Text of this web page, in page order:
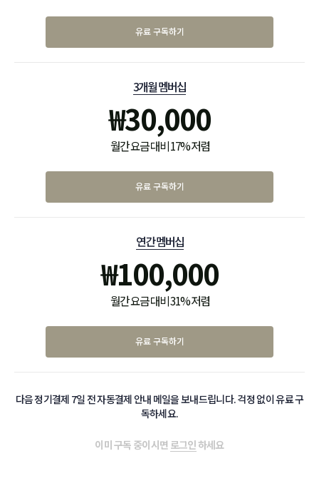
유료 구독하기
3개월 멤버십
₩30,000
월간 요금 대비 17% 저렴
유료 구독하기
연간 멤버십
₩100,000
월간 요금 대비 31% 저렴
유료 구독하기
다음 정기결제 7일 전 자동결제 안내 메일을 보내드립니다. 걱정 없이 유료 구
독하세요.
이미 구독 중이시면 로그인하세요